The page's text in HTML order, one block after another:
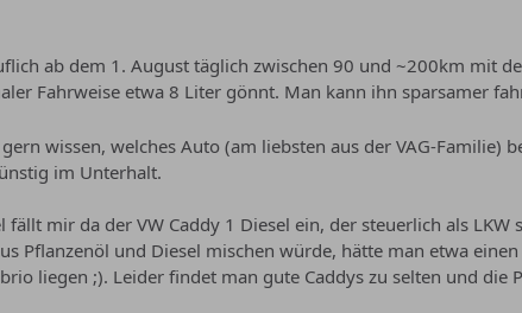
ab dem 1. August täglich zwischen 90 und ~200km mit
Fahrweise etwa 8 Liter gönnt. Man kann ihn sparsamer
wissen, welches Auto (am liebsten aus der VAG-Familie)
im Unterhalt.
fällt mir da der VW Caddy 1 Diesel ein, der steuerlich als
Pflanzenöl und Diesel mischen würde, hätte man etwa
liegen ;). Leider findet man gute Caddys zu selten und